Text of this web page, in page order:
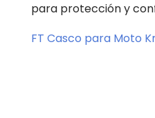
para protección y
FT Casco para Moto